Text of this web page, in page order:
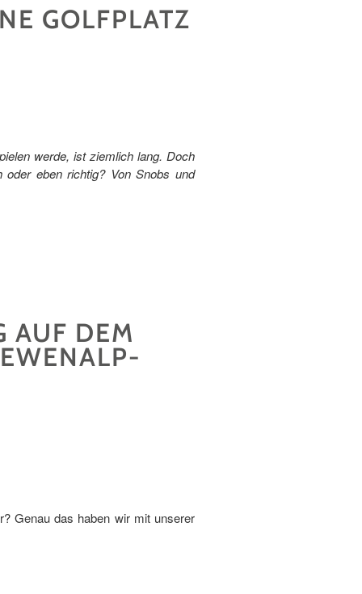
GOLFPLATZ
werde, ist ziemlich lang. Doch
eben richtig? Von Snobs und
AUF DEM
Genau das haben wir mit unserer